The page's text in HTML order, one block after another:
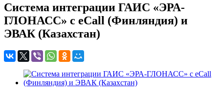
Система интеграции ГАИС «ЭРА-
ГЛОНАСС» с eCall (Финляндия) и
ЭВАК (Казахстан)